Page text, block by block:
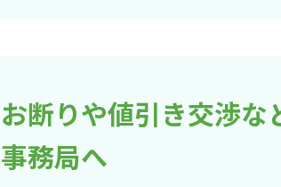
お断りや値引き交渉な
事務局へ